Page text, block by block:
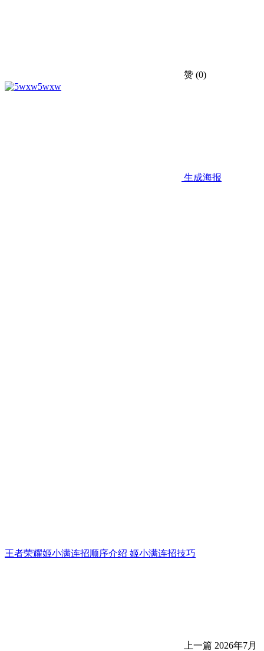
赞 (0)
5wxw
生成海报
王者荣耀姬小满连招顺序介绍 姬小满连招技巧
上一篇 2026年7月